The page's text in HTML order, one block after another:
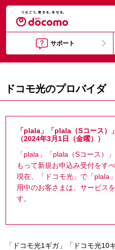
サポート
ドコモ光のプロバイダ
「plala」「plala（Sコース）
（2024年3月1日（金曜））
「plala」「plala（Sコース）
もって新規お申込み受付をす
現在、「ドコモ光」で「plala
用中のお客さまは、サービス
す。
「ドコモ光1ギガ」「ドコモ光10